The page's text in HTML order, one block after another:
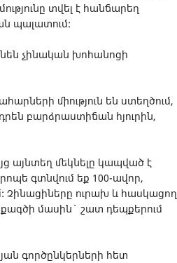
տվել է հանճարեղ
պալատում:
չինական խոհանոցի
միություն են ստեղծում,
բարձրաստիճան հյուրին,
այնտեղ մեկնելը կապված է
գտնվում եք 100-ավոր,
Չինացիները ուրախ և հասկացող
մասին` շատ դեպքերում
գործընկերների հետ